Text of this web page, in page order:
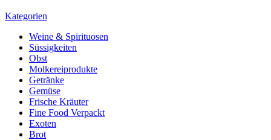
Kategorien
Weine & Spirituosen
Süssigkeiten
Obst
Molkereiprodukte
Getränke
Gemüse
Frische Kräuter
Fine Food Verpackt
Exoten
Brot